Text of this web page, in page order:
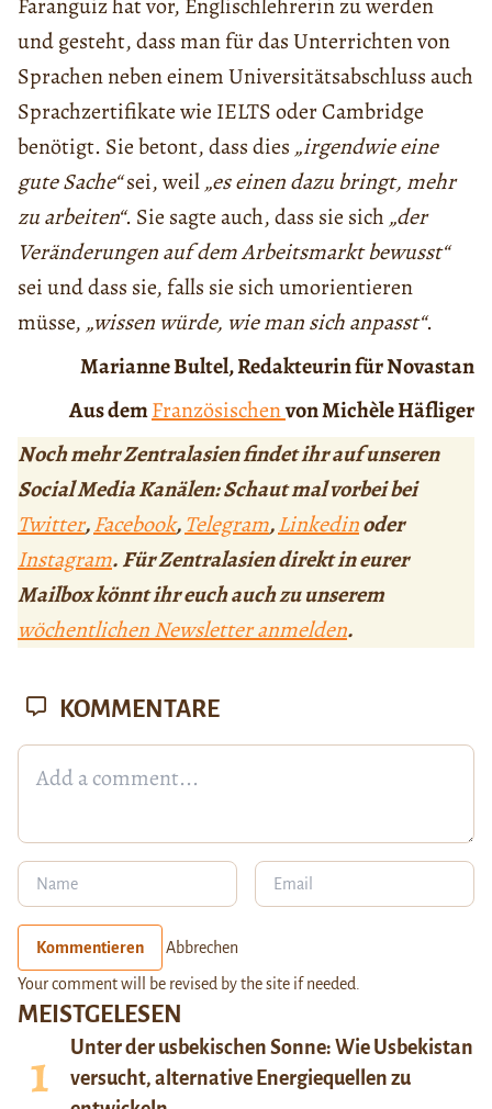
und gesteht, dass man für das Unterrichten von
Sprachen neben einem Universitätsabschluss auch
Sprachzertifikate wie IELTS oder Cambridge
benötigt. Sie betont, dass dies „irgendwie eine
gute Sache“sei, weil„es einen dazu bringt, mehr
zu arbeiten“. Sie sagte auch, dass sie sich „der
Veränderungen auf dem Arbeitsmarkt bewusst“
sei und dass sie, falls sie sich umorientieren
müsse, „wissen würde, wie man sich anpasst“.
Marianne Bultel, Redakteurin für Novastan
Aus demFranzösischenvon Michèle Häfliger
Noch mehr Zentralasien findet ihr auf unseren
Social Media Kanälen: Schaut mal vorbei bei
Twitter,Facebook,Telegram,Linkedinoder
Instagram. Für Zentralasien direkt in eurer
Mailbox könnt ihr euch auch zu unserem
wöchentlichen Newsletter anmelden.
MEISTGELESEN
Unter der usbekischen Sonne: Wie Usbekistan
versucht, alternative Energiequellen zu
KOMMENTARE
Kommentieren Abbrechen
Your comment will be revised by the site if needed.